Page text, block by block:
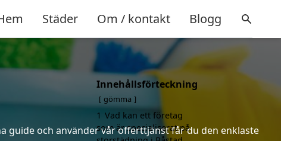
Städer Om / kontakt Blogg
guide och använder vår offerttjänst får du den enklaste
Innehållsförteckning
gömma
1 Vad kan ett företag
som är specialiserat på